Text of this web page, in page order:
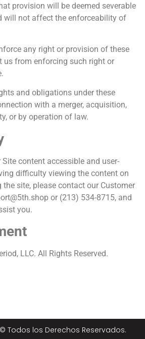
provision will be deemed severable
will not affect the enforceability of
any right or provision of these
us from enforcing such right or
and obligations under these
with a merger, acquisition,
or by operation of law.
content accessible and user-
difficulty viewing the content on
site, please contact our Customer
or (213) 534-8715‬, and
you.
LLC. All Rights Reserved.
Todos los Derechos Reservados.